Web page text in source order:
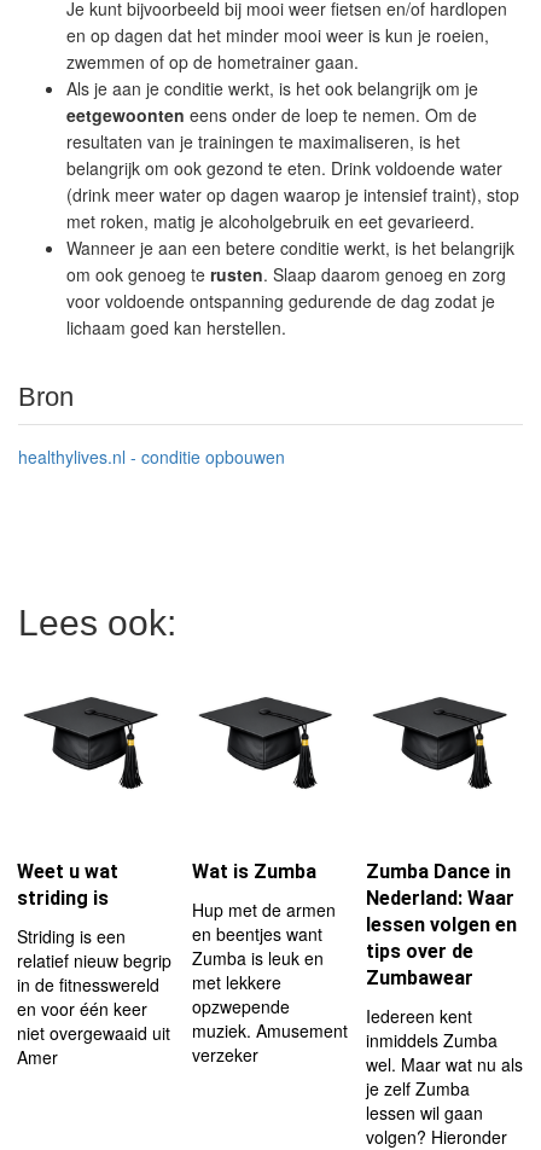
Je kunt bijvoorbeeld bij mooi weer fietsen en/of hardlopen
en op dagen dat het minder mooi weer is kun je roeien,
zwemmen of op de hometrainer gaan.
Als je aan je conditie werkt, is het ook belangrijk om je
eetgewoonten eens onder de loep te nemen. Om de
resultaten van je trainingen te maximaliseren, is het
belangrijk om ook gezond te eten. Drink voldoende water
(drink meer water op dagen waarop je intensief traint), stop
met roken, matig je alcoholgebruik en eet gevarieerd.
Wanneer je aan een betere conditie werkt, is het belangrijk
om ook genoeg te rusten. Slaap daarom genoeg en zorg
voor voldoende ontspanning gedurende de dag zodat je
lichaam goed kan herstellen.
Bron
healthylives.nl - conditie opbouwen
Lees ook:
Weet u wat
striding is
Striding is een
relatief nieuw begrip
in de fitnesswereld
en voor één keer
niet overgewaaid uit
Amer
Wat is Zumba
Hup met de armen
en beentjes want
Zumba is leuk en
met lekkere
opzwepende
muziek. Amusement
verzeker
Zumba Dance in
Nederland: Waar
lessen volgen en
tips over de
Zumbawear
Iedereen kent
inmiddels Zumba
wel. Maar wat nu als
je zelf Zumba
lessen wil gaan
volgen? Hieronder